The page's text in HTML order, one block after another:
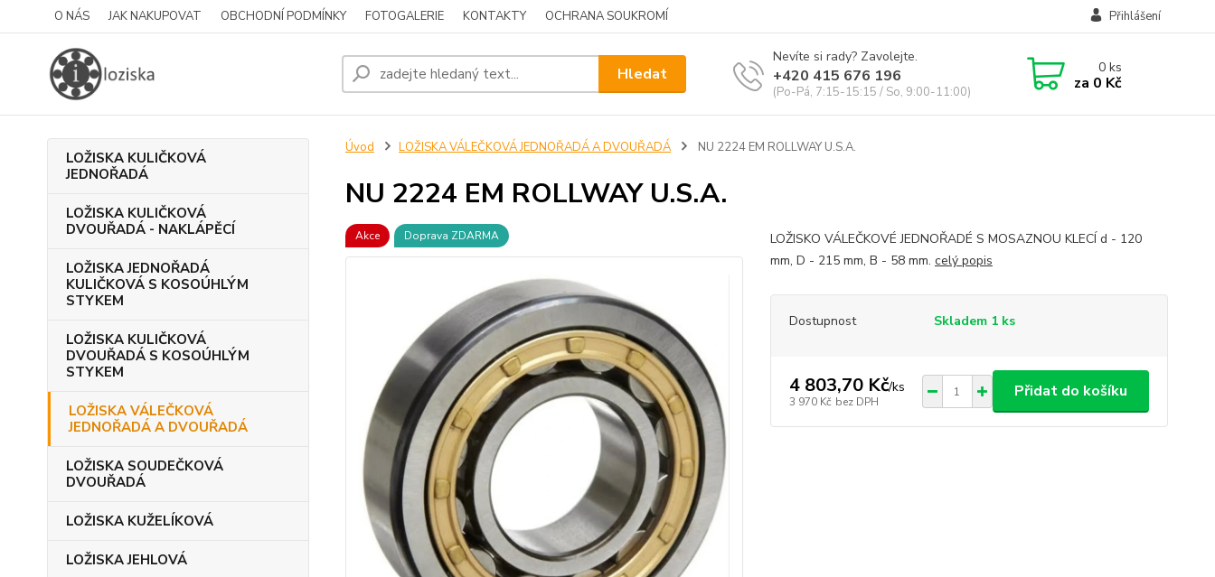
O NÁS JAK NAKUPOVAT OBCHODNÍ PODMÍNKY FOTOGALERIE KONTAKTY OCHRANA SOUKROMÍ Přihlášení
Hledat
Nevíte si rady? Zavolejte.
+420 415 676 196
(Po-Pá, 7:15-15:15 / So, 9:00-11:00)
0ks
za 0 Kč
LOŽISKA KULIČKOVÁ
JEDNOŘADÁ
LOŽISKA KULIČKOVÁ
DVOUŘADÁ - NAKLÁPĚCÍ
LOŽISKA JEDNOŘADÁ
KULIČKOVÁ S KOSOÚHLÝM
STYKEM
LOŽISKA KULIČKOVÁ
DVOUŘADÁ S KOSOÚHLÝM
STYKEM
LOŽISKA VÁLEČKOVÁ
JEDNOŘADÁ A DVOUŘADÁ
LOŽISKA SOUDEČKOVÁ
DVOUŘADÁ
LOŽISKA KUŽELÍKOVÁ
LOŽISKA JEHLOVÁ
Úvod LOŽISKA VÁLEČKOVÁ JEDNOŘADÁ A DVOUŘADÁ NU 2224 EM ROLLWAY U.S.A.
NU 2224 EM ROLLWAY U.S.A.
Akce Doprava ZDARMA
LOŽISKO VÁLEČKOVÉ JEDNOŘADÉ S MOSAZNOU KLECÍ d - 120
mm, D - 215 mm, B - 58 mm. celý popis
Dostupnost Skladem 1 ks
4 803,70 Kč/ks
3 970 Kč bez DPH
Přidat do košíku